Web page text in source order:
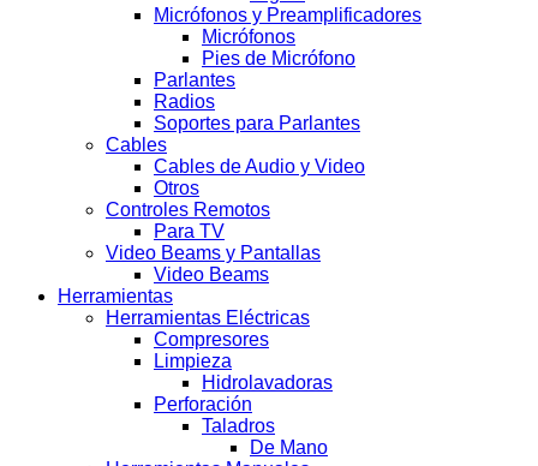
Micrófonos y Preamplificadores
Micrófonos
Pies de Micrófono
Parlantes
Radios
Soportes para Parlantes
Cables
Cables de Audio y Video
Otros
Controles Remotos
Para TV
Video Beams y Pantallas
Video Beams
Herramientas
Herramientas Eléctricas
Compresores
Limpieza
Hidrolavadoras
Perforación
Taladros
De Mano